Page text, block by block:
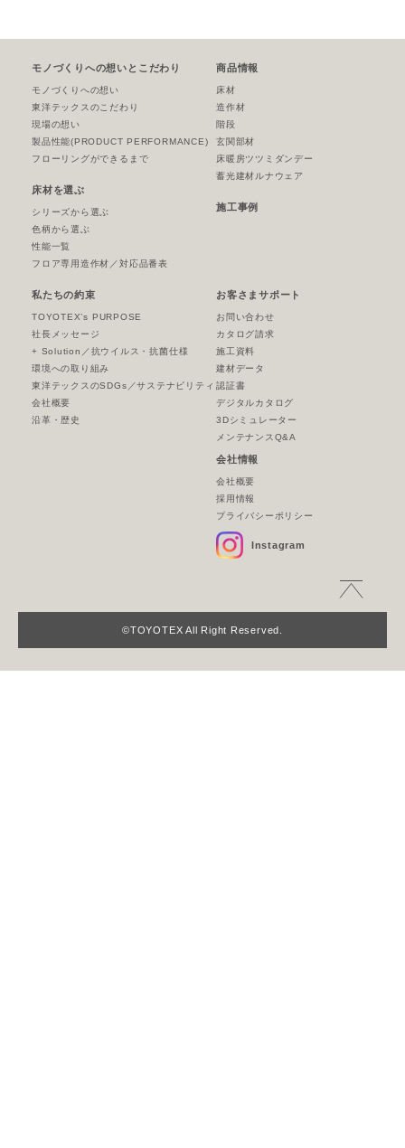
モノづくりへの想いとこだわり
モノづくりへの想い
東洋テックスのこだわり
現場の想い
製品性能(PRODUCT PERFORMANCE)
フローリングができるまで
床材を選ぶ
シリーズから選ぶ
色柄から選ぶ
性能一覧
フロア専用造作材／対応品番表
商品情報
床材
造作材
階段
玄関部材
床暖房ツツミダンデー
蓄光建材ルナウェア
施工事例
私たちの約束
TOYOTEX’s PURPOSE
社長メッセージ
+ Solution／抗ウイルス・抗菌仕様
環境への取り組み
東洋テックスのSDGs／サステナビリティ
会社概要
沿革・歴史
お客さまサポート
お問い合わせ
カタログ請求
施工資料
建材データ
認証書
デジタルカタログ
3Dシミュレーター
メンテナンスQ&A
会社情報
会社概要
採用情報
プライバシーポリシー
Instagram
©TOYOTEX All Right Reserved.